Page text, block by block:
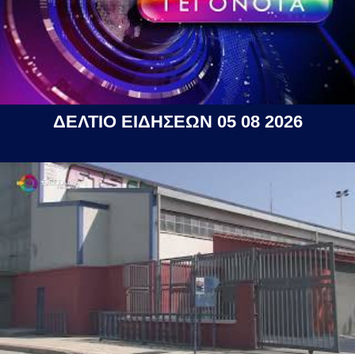
ΔΕΛΤΙΟ ΕΙΔΗΣΕΩΝ 05 08 2026